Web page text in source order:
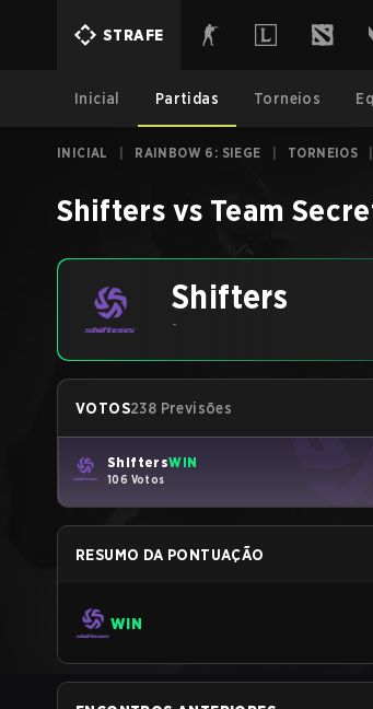
STRAFE
Inicial Partidas Torneios
INICIAL RAINBOW 6: SIEGE TORNEIOS
Shifters vs Team
Shifters
-
VOTOS238 Previsões
ShiftersWIN
106 Votos
RESUMO DA PONTUAÇÃO
WIN